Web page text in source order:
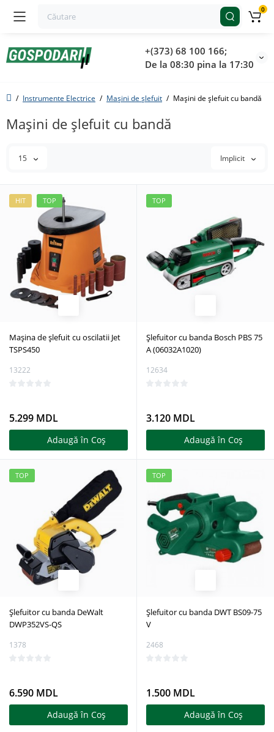
+(373) 68 100 166;
De la 08:30 pina la 17:30
0
Instrumente Electrice Mașini de șlefuit Mașini de șlefuit cu bandă
Mașini de șlefuit cu bandă
15 Implicit
HIT TOP
Mașina de șlefuit cu oscilatii Jet
TSPS450
13222
5.299 MDL
Adaugă în Coş
TOP
Șlefuitor cu banda Bosch PBS 75
A (06032A1020)
12634
3.120 MDL
Adaugă în Coş
TOP
Șlefuitor cu banda DeWalt
DWP352VS-QS
1378
6.590 MDL
Adaugă în Coş
TOP
Șlefuitor cu banda DWT BS09-75
V
2468
1.500 MDL
Adaugă în Coş